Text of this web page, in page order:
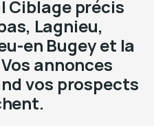
Ciblage précis
Lagnieu,
en Bugey et la
annonces
vos prospects